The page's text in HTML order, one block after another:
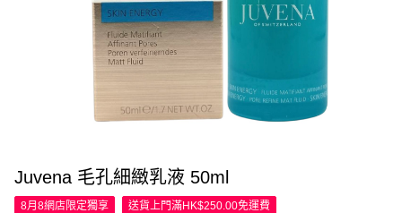
Juvena 毛孔細緻乳液 50ml
8月8網店限定獨享 送貨上門滿HK$250.00免運費